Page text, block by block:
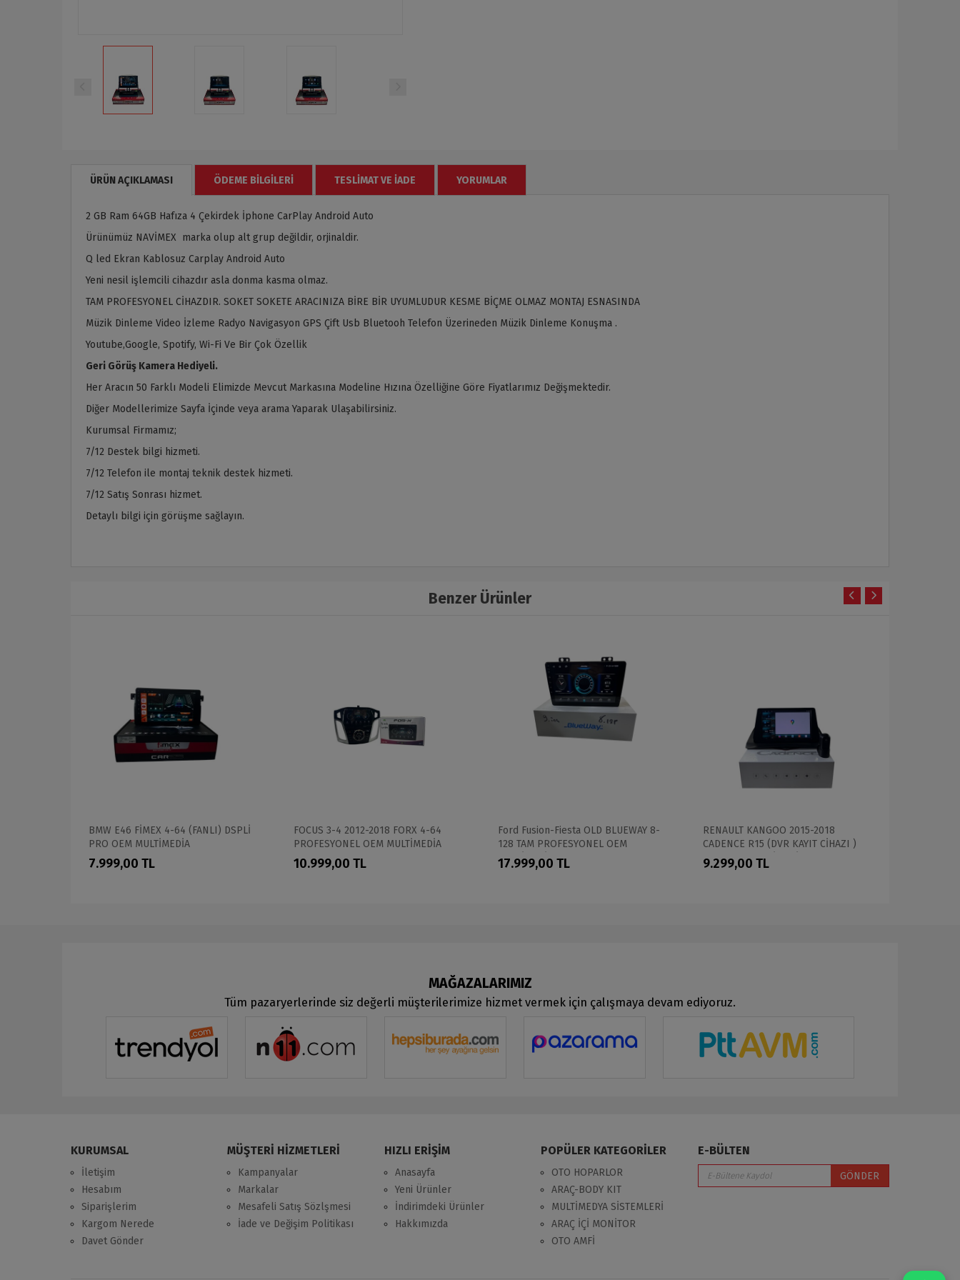
ÜRÜN AÇIKLAMASI ÖDEME BILGILERI TESLIMAT VE İADE YORUMLAR
2 GB Ram 64GB Hafıza 4 Çekirdek İphone CarPlay Android Auto
Ürünümüz NAVİMEX marka olup alt grup değildir, orjinaldir.
Q led Ekran Kablosuz Carplay Android Auto
Yeni nesil işlemcili cihazdır asla donma kasma olmaz.
TAM PROFESYONEL CİHAZDIR. SOKET SOKETE ARACINIZA BİRE BİR UYUMLUDUR KESME BİÇME OLMAZ MONTAJ ESNASINDA
Müzik Dinleme Video İzleme Radyo Navigasyon GPS Çift Usb Bluetooh Telefon Üzerineden Müzik Dinleme Konuşma .
Youtube,Google, Spotify, Wi-Fi Ve Bir Çok Özellik
Geri Görüş Kamera Hediyeli.
Her Aracın 50 Farklı Modeli Elimizde Mevcut Markasına Modeline Hızına Özelliğine Göre Fiyatlarımız Değişmektedir.
Diğer Modellerimize Sayfa İçinde veya arama Yaparak Ulaşabilirsiniz.
Kurumsal Firmamız;
7/12 Destek bilgi hizmeti.
7/12 Telefon ile montaj teknik destek hizmeti.
7/12 Satış Sonrası hizmet.
Detaylı bilgi için görüşme sağlayın.
Benzer Ürünler
BMW E46 FİMEX 4-64 (FANLI) DSPLİ
PRO OEM MULTİMEDİA
7.999,00 TL
FOCUS 3-4 2012-2018 FORX 4-64
PROFESYONEL OEM MULTİMEDİA
10.999,00 TL
Ford Fusion-Fiesta OLD BLUEWAY 8-
128 TAM PROFESYONEL OEM
MULTİMEDİA
17.999,00 TL
RENAULT KANGOO 2015-2018
CADENCE R15 (DVR KAYIT CİHAZI )
PRO OEM MULTİMEDİA
9.299,00 TL
MAĞAZALARIMIZ
Tüm pazaryerlerinde siz değerli müşterilerimize hizmet vermek için çalışmaya devam ediyoruz.
KURUMSAL
İletişim
Hesabım
Siparişlerim
Kargom Nerede
Davet Gönder
MÜŞTERİ HİZMETLERİ
Kampanyalar
Markalar
Mesafeli Satış Sözlşmesi
İade ve Değişim Politikası
HIZLI ERİŞİM
Anasayfa
Yeni Ürünler
İndirimdeki Ürünler
Hakkımızda
POPÜLER KATEGORİLER
OTO HOPARLOR
ARAÇ-BODY KIT
MULTİMEDYA SİSTEMLERİ
ARAÇ İÇİ MONİTOR
OTO AMFİ
E-BÜLTEN
GÖNDER